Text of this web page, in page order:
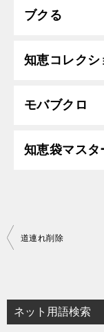
ブクる
知恵コレクシ
モバブクロ
知恵袋マスタ
投
ビ
ゲ
道連れ削除
ネット用語検索